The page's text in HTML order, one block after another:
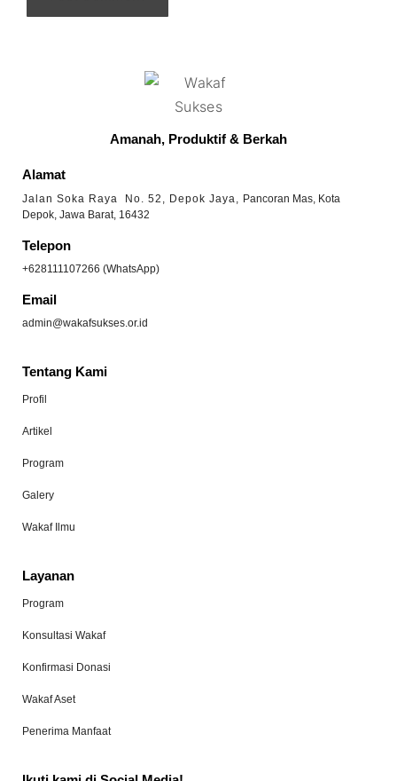
Amanah, Produktif & Berkah
Alamat
Jalan Soka Raya No. 52, Depok Jaya, Pancoran Mas, Kota
Depok, Jawa Barat, 16432
Telepon
+628111107266 (WhatsApp)
Email
admin@wakafsukses.or.id
Tentang Kami
Profil
Artikel
Program
Galery
Wakaf Ilmu
Layanan
Program
Konsultasi Wakaf
Konfirmasi Donasi
Wakaf Aset
Penerima Manfaat